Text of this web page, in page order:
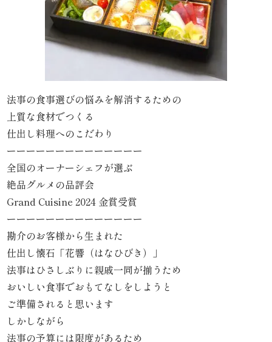
司・
り
合
せ
こ
だ
わ
届
法事の食事選びの悩みを解消するための
上質な食材でつくる
仕出し料理へのこだわり
ーーーーーーーーーーーーーー
全国のオーナーシェフが選ぶ
絶品グルメの品評会
Grand Cuisine 2024 金賞受賞
ーーーーーーーーーーーーーー
勘介のお客様から生まれた
仕出し懐石「花響（はなひびき）」
法事はひさしぶりに親戚一同が揃うため
おいしい食事でおもてなしをしようと
ご準備されると思います
しかしながら
法事の予算には限度があるため